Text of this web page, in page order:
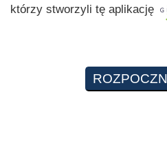
którzy stworzyli tę aplikację